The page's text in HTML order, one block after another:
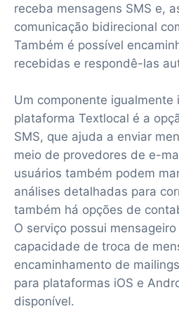
receba mensagens SMS e,
comunicação bidirecional
Também é possível
recebidas e respondê-las
Um componente igualmente
plataforma Textlocal é a
SMS, que ajuda a enviar
meio de provedores de e-
usuários também podem
análises detalhadas para
também há opções de
O serviço possui
capacidade de troca de
encaminhamento de
para plataformas iOS e
disponível.